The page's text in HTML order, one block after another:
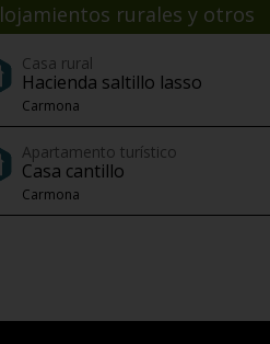
rurales y otros
Casa rural
Hacienda saltillo lasso
Carmona
Apartamento turístico
Casa cantillo
Carmona